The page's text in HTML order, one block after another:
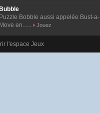
Bubble
Puzzle Bobble aussi appelée Bust-a-
Move en......
Jouez
l'espace Jeux